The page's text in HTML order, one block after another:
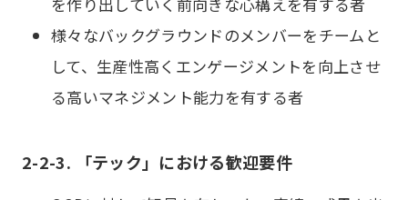
様々なバックグラウンドのメンバーをチームと
して、生産性高くエンゲージメントを向上させ
る高いマネジメント能力を有する者
2-2-3. 「テック」における歓迎要件